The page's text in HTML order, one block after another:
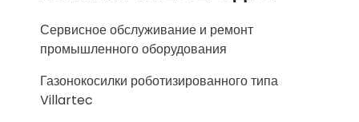
Сервисное обслуживание и ремонт
промышленного оборудования
Газонокосилки роботизированного типа
Villartec